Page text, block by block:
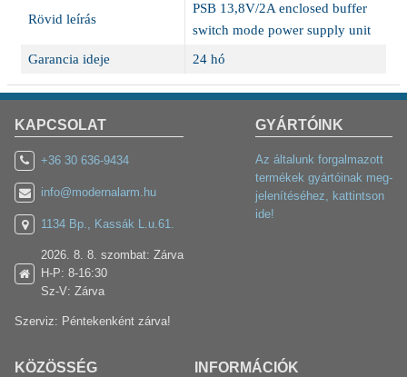
Rövid leírás
PSB 13,8V/2A enclosed buffer
switch mode power supply unit
Garancia ideje
24 hó
KAPCSOLAT
+36 30 636-9434
info@modernalarm.hu
1134 Bp., Kassák L.u.61.
2026. 8. 8. szombat: Zárva
H-P: 8-16:30
Sz-V: Zárva
Szerviz: Péntekenként zárva!
KÖZÖSSÉG INFORMÁCIÓK
GYÁRTÓINK
Az általunk forgalmazott
termékek gyártóinak meg-
jelenítéséhez, kattintson
ide!